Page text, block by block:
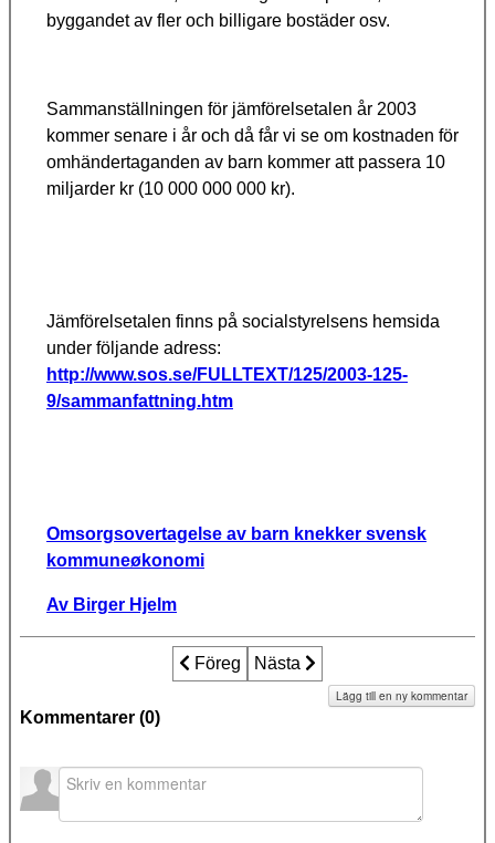
byggandet av fler och billigare bostäder osv.
Sammanställningen för jämförelsetalen år 2003
kommer senare i år och då får vi se om kostnaden för
omhändertaganden av barn kommer att passera 10
miljarder kr (10 000 000 000 kr).
Jämförelsetalen finns på socialstyrelsens hemsida
under följande adress:
http://www.sos.se/FULLTEXT/125/2003-125-
9/sammanfattning.htm
Omsorgsovertagelse av barn knekker svensk
kommuneøkonomi
Av Birger Hjelm
Föregående artikel: Oskarshamn söker
Föreg Nästa artikel: Oasen
Nästa
Kommentarer (0)
Lägg till en ny kommentar